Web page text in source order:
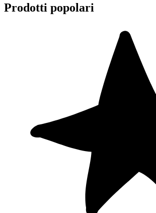
Prodotti popolari